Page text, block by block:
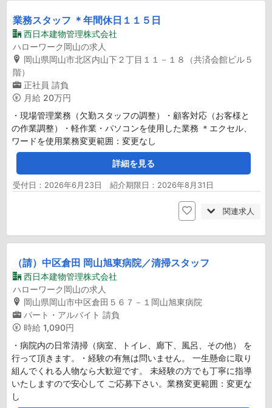
業務スタッフ ＊年間休日１１５日
西日本建物管理株式会社
ハローワーク岡山の求人
岡山県岡山市北区内山下２丁目１１－１８（共済会館ビル５
階）
正社員 請負
月給 20万円
・現場管理業務（欠勤スタッフの調整）・顧客対応（お客様と
の作業調整）・軽作業・パソコンを使用した業務 ＊エクセル、
ワードを使用業務変更範囲：変更なし
詳細を見る
受付日：2026年6月23日 紹介期限日：2026年8月31日
関連求人
（請）中区倉田 岡山旭東病院／清掃スタッフ
西日本建物管理株式会社
ハローワーク岡山の求人
岡山県岡山市中区倉田５６７－１岡山旭東病院
パート・アルバイト 請負
時給 1,090円
・病院内の日常清掃（病室、トイレ、廊下、風呂、その他） を
行って頂きます。・経験の有無は問いません。 一生懸命に取り
組んでくれる人物なら大歓迎です。 未経験の方でも丁寧に指導
いたしますので安心して ご応募下さい。業務変更範囲：変更な
し